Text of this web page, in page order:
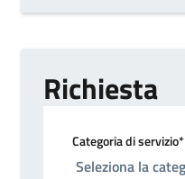
Richiesta
Categoria di servizio*